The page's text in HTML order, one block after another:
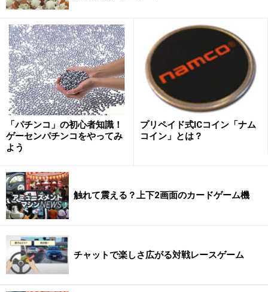
ガンシューティングゲームのシンプルな操作に、フット
ペダルなどの要素を加えたことで、女性やゲーム初心者
でも気軽に遊べるこのゲーム、デートにも最適です。ま
た、1対1の真剣勝負が楽しめるということで、友達との
ケンカ解決に、このゲームで西部劇のように決着をつけ
てみるなんていうのはいかがでしょう？
「パチンコ」の初心者知識！
ゲーセンパチンコをやってみ
よう
プリペイド式ICコイン「ナム
コイン」とは？
触れて震える？上下2画面のカードゲーム機
チャットで楽しさ広がる対戦レースゲーム